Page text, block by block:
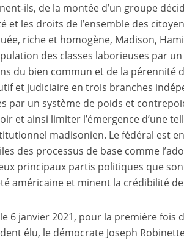
ils, de la montée d’un groupe
et les droits de l’ensemble des
riche et homogène, Madison,
des classes laborieuses par
du bien commun et de la pérennité
et judiciaire en trois branches
par un système de poids et
et ainsi limiter l’émergence d’une
madisonien. Le fédéral est
des processus de base comme
principaux partis politiques que
américaine et minent la crédibilité de
6 janvier 2021, pour la première fois
élu, le démocrate Joseph